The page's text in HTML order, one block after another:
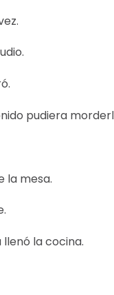
pudiera
la mesa.
llenó la cocina.